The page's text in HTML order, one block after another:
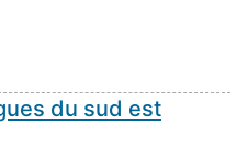
du sud est